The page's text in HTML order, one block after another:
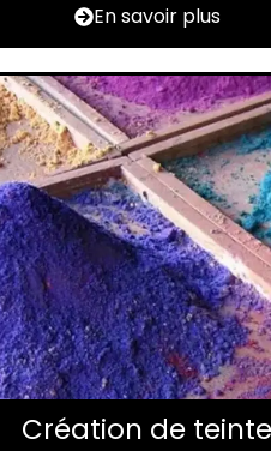
En savoir plus
Création de teinte